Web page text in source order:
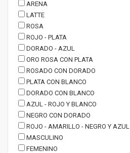
ARENA
LATTE
ROSA
ROJO - PLATA
DORADO - AZUL
ORO ROSA CON PLATA
ROSADO CON DORADO
PLATA CON BLANCO
DORADO CON BLANCO
AZUL - ROJO Y BLANCO
NEGRO CON DORADO
ROJO - AMARILLO - NEGRO Y AZUL
MASCULINO
FEMENINO